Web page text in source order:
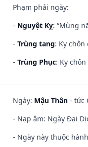
Phạm phải ngày:
- Nguyệt Kỵ: “Mùng
- Trùng tang: Kỵ
- Trùng Phục: Kỵ
Ngày: Mậu Thân - tức
- Nạp âm: Ngày Đại
- Ngày này thuộc